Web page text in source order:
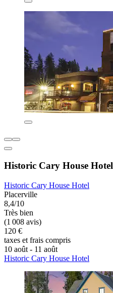
Historic Cary House Hotel
Historic Cary House Hotel
Placerville
8,4/10
Très bien
(1 008 avis)
120 €
taxes et frais compris
10 août - 11 août
Historic Cary House Hotel